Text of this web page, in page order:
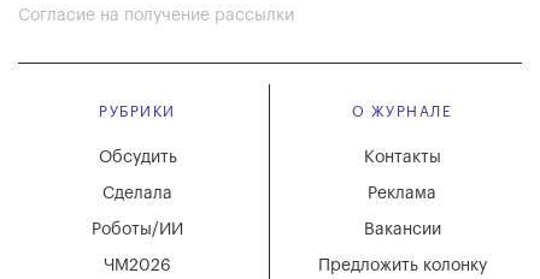
Согласие на получение рассылки
РУБРИКИ
Обсудить
Сделала
Роботы/ИИ
ЧМ2026
О ЖУРНАЛЕ
Вакансии
Реклама
Контакты
Предложить колонку